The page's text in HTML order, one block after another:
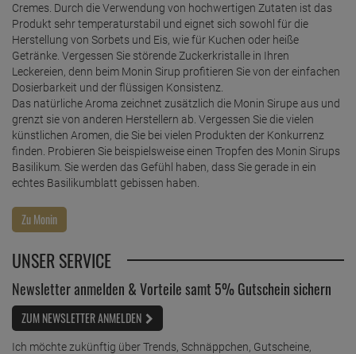
Cremes. Durch die Verwendung von hochwertigen Zutaten ist das
Produkt sehr temperaturstabil und eignet sich sowohl für die
Herstellung von Sorbets und Eis, wie für Kuchen oder heiße
Getränke. Vergessen Sie störende Zuckerkristalle in Ihren
Leckereien, denn beim Monin Sirup profitieren Sie von der einfachen
Dosierbarkeit und der flüssigen Konsistenz.
Das natürliche Aroma zeichnet zusätzlich die Monin Sirupe aus und
grenzt sie von anderen Herstellern ab. Vergessen Sie die vielen
künstlichen Aromen, die Sie bei vielen Produkten der Konkurrenz
finden. Probieren Sie beispielsweise einen Tropfen des Monin Sirups
Basilikum. Sie werden das Gefühl haben, dass Sie gerade in ein
echtes Basilikumblatt gebissen haben.
UNSER SERVICE
Newsletter anmelden & Vorteile samt 5% Gutschein sichern
ZUM NEWSLETTER ANMELDEN
Ich möchte zukünftig über Trends, Schnäppchen, Gutscheine,